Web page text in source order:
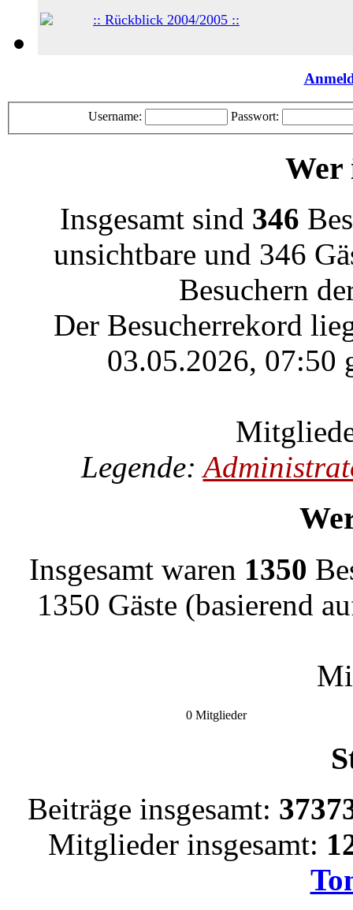
:: Rückblick 2004/2005 ::
Username: Passwort:
Wer
Insgesamt sind 346
unsichtbare und 346
Besuchern
Der Besucherrekord
03.05.2026, 07:50
Legende:
Insgesamt waren 1350
1350 Gäste (basierend
0 Mitglieder
Beiträge insgesamt:
Mitglieder insgesamt: